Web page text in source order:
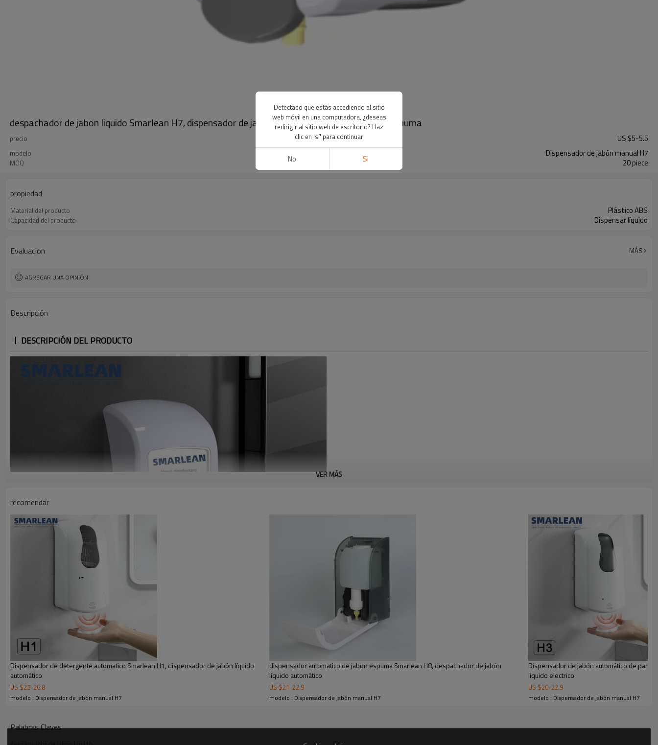
despachador de jabon liquido Smarlean H7, dispensador de jabón pared, dispensador de jabon espuma
precio US $5-5.5
modelo Dispensador de jabón manual H7
MOQ 20 piece
propiedad
Material del producto Plástico ABS
Capacidad del producto Dispensar líquido
Evaluacion MÁS
AGREGAR UNA OPINIÓN
Descripción
DESCRIPCIÓN DEL PRODUCTO
Dispensador de jabón manual H7
dispensador de desinfectante de manos. Tiene una ventana grande, puede crear libremente su
anuncio u otra información promocional. Con una gran barra de empuje antiséptica, solo
requiere una presión ultraligera para presionar. El diseño moderno puede dar a su cliente una
gran impresión y su tamaño pequeño se adapta a cualquier lugar
PARÁMETRO DEL PRODUCTO
Función del producto:dispensación manual de líquido
VER MÁS
recomendar
Dispensador de detergente automatico Smarlean H1, dispensador de jabón líquido
automático
US $25-26.8
modelo : Dispensador de jabón manual H7
dispensador automatico de jabon espuma Smarlean H8, despachador de jabón
líquido automático
US $21-22.9
modelo : Dispensador de jabón manual H7
Dispensador de jabón automático de
liquido electrico
US $20-22.9
modelo : Dispensador de jabón manual H7
Palabras Claves
Detectado que estás accediendo al sitio
web móvil en una computadora, ¿deseas
redirigir al sitio web de escritorio? Haz
clic en 'sí' para continuar
No Si